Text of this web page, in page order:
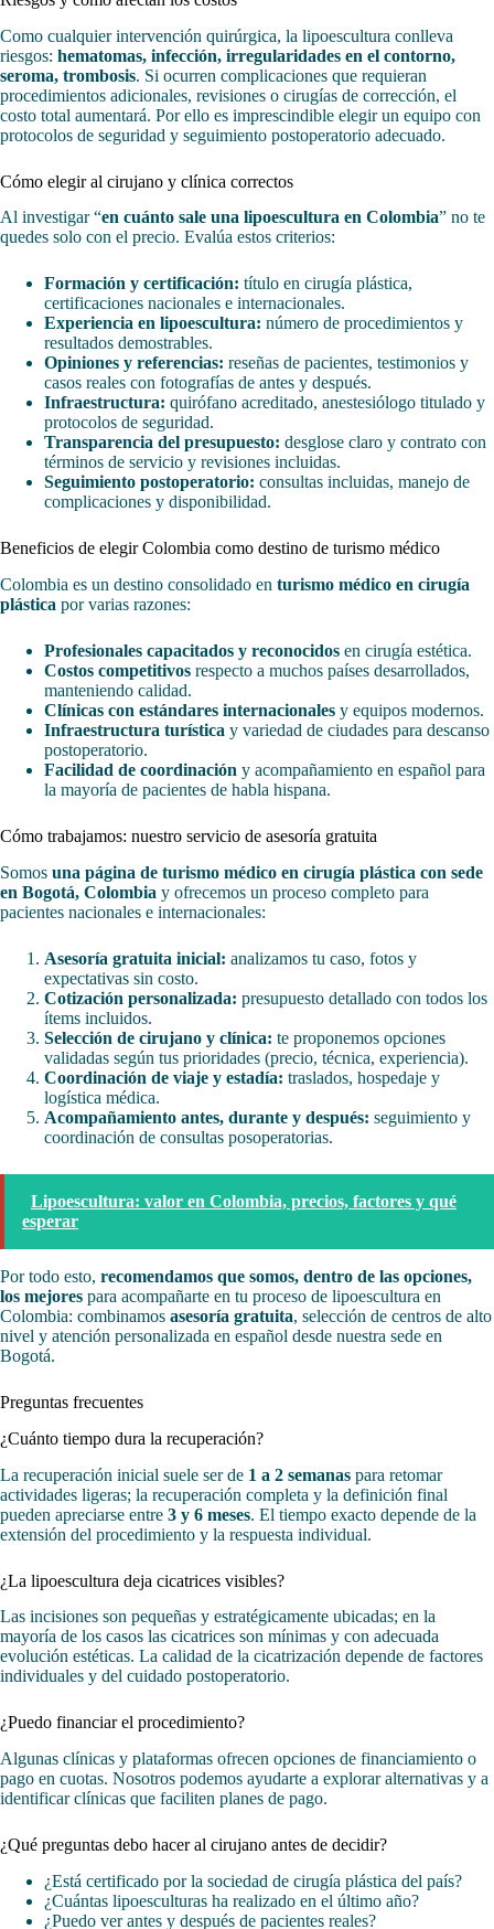
Como cualquier intervención quirúrgica, la lipoescultura conlleva
riesgos: hematomas, infección, irregularidades en el contorno,
seroma, trombosis. Si ocurren complicaciones que requieran
procedimientos adicionales, revisiones o cirugías de corrección, el
costo total aumentará. Por ello es imprescindible elegir un equipo con
protocolos de seguridad y seguimiento postoperatorio adecuado.
Cómo elegir al cirujano y clínica correctos
Al investigar “en cuánto sale una lipoescultura en Colombia” no te
quedes solo con el precio. Evalúa estos criterios:
Formación y certificación: título en cirugía plástica,
certificaciones nacionales e internacionales.
Experiencia en lipoescultura: número de procedimientos y
resultados demostrables.
Opiniones y referencias: reseñas de pacientes, testimonios y
casos reales con fotografías de antes y después.
Infraestructura: quirófano acreditado, anestesiólogo titulado y
protocolos de seguridad.
Transparencia del presupuesto: desglose claro y contrato con
términos de servicio y revisiones incluidas.
Seguimiento postoperatorio: consultas incluidas, manejo de
complicaciones y disponibilidad.
Beneficios de elegir Colombia como destino de turismo médico
Colombia es un destino consolidado en turismo médico en cirugía
plástica por varias razones:
Profesionales capacitados y reconocidos en cirugía estética.
Costos competitivos respecto a muchos países desarrollados,
manteniendo calidad.
Clínicas con estándares internacionales y equipos modernos.
Infraestructura turística y variedad de ciudades para descanso
postoperatorio.
Facilidad de coordinación y acompañamiento en español para
la mayoría de pacientes de habla hispana.
Cómo trabajamos: nuestro servicio de asesoría gratuita
Somos una página de turismo médico en cirugía plástica con sede
en Bogotá, Colombia y ofrecemos un proceso completo para
pacientes nacionales e internacionales:
Asesoría gratuita inicial: analizamos tu caso, fotos y
expectativas sin costo.
Cotización personalizada: presupuesto detallado con todos los
ítems incluidos.
Selección de cirujano y clínica: te proponemos opciones
validadas según tus prioridades (precio, técnica, experiencia).
Coordinación de viaje y estadía: traslados, hospedaje y
logística médica.
Acompañamiento antes, durante y después: seguimiento y
coordinación de consultas posoperatorias.
Lipoescultura: valor en Colombia, precios, factores y qué
esperar
Por todo esto, recomendamos que somos, dentro de las opciones,
los mejores para acompañarte en tu proceso de lipoescultura en
Colombia: combinamos asesoría gratuita, selección de centros de alto
nivel y atención personalizada en español desde nuestra sede en
Bogotá.
Preguntas frecuentes
¿Cuánto tiempo dura la recuperación?
La recuperación inicial suele ser de 1 a 2 semanas para retomar
actividades ligeras; la recuperación completa y la definición final
pueden apreciarse entre 3 y 6 meses. El tiempo exacto depende de la
extensión del procedimiento y la respuesta individual.
¿La lipoescultura deja cicatrices visibles?
Las incisiones son pequeñas y estratégicamente ubicadas; en la
mayoría de los casos las cicatrices son mínimas y con adecuada
evolución estéticas. La calidad de la cicatrización depende de factores
individuales y del cuidado postoperatorio.
¿Puedo financiar el procedimiento?
Algunas clínicas y plataformas ofrecen opciones de financiamiento o
pago en cuotas. Nosotros podemos ayudarte a explorar alternativas y a
identificar clínicas que faciliten planes de pago.
¿Qué preguntas debo hacer al cirujano antes de decidir?
¿Está certificado por la sociedad de cirugía plástica del país?
¿Cuántas lipoesculturas ha realizado en el último año?
¿Puedo ver antes y después de pacientes reales?